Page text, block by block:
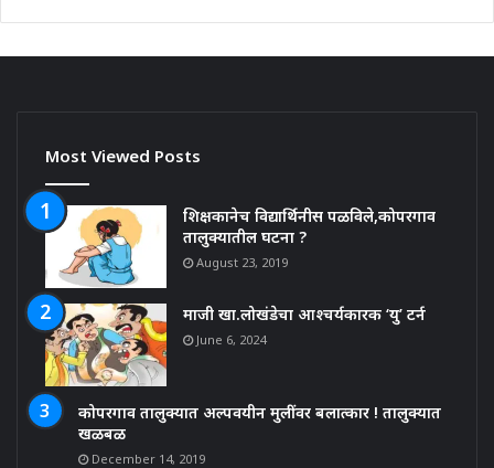
Most Viewed Posts
शिक्षकानेच विद्यार्थिनीस पळविले,कोपरगाव
तालुक्यातील घटना ?
August 23, 2019
माजी खा.लोखंडेचा आश्चर्यकारक ‘यु’ टर्न
June 6, 2024
कोपरगाव तालुक्यात अल्पवयीन मुलींवर बलात्कार ! तालुक्यात
खळबळ
December 14, 2019